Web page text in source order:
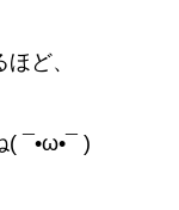
ど、
¯•ω•¯ )